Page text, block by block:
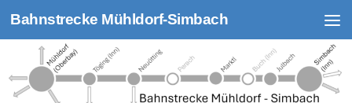
Zum Inhalt springen
Bahnstrecke Mühldorf-Simbach